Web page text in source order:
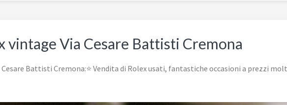
vintage Via Cesare Battisti Cremona
Battisti Cremona:⭐ Vendita di Rolex usati, fantastiche occasioni a prezzi